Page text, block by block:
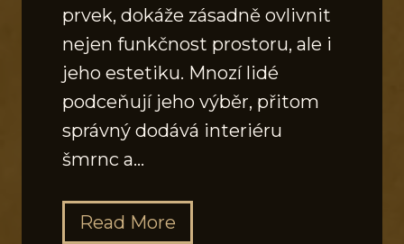
prvek, dokáže zásadně ovlivnit
nejen funkčnost prostoru, ale i
jeho estetiku. Mnozí lidé
podceňují jeho výběr, přitom
správný dodává interiéru
šmrnc a…
Read More